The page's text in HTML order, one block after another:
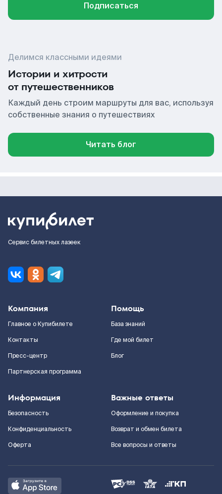
Подписаться
Делимся классными идеями
Истории и хитрости
от путешественников
Каждый день строим маршруты для вас, используя
собственные знания о путешествиях
Читать блог
Сервис билетных лазеек
Компания
Главное о Купибилете
Контакты
Пресс-центр
Партнерская программа
Помощь
База знаний
Где мой билет
Блог
Информация
Безопасность
Конфиденциальность
Оферта
Важные ответы
Оформление и покупка
Возврат и обмен билета
Все вопросы и ответы